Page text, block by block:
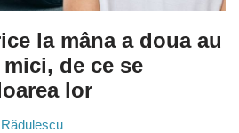
la mâna a doua au
de ce se
lor